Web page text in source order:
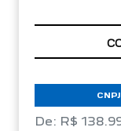
De: R$